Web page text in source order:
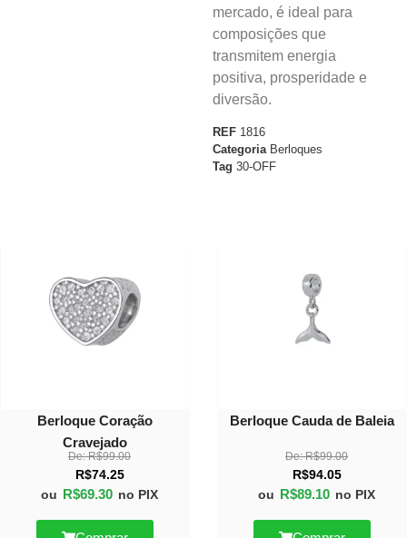
mercado, é ideal para
composições que
transmitem energia
positiva, prosperidade e
diversão.
REF 1816
Categoria Berloques
Tag 30-OFF
Berloque Coração
Cravejado
De:R$99.00
R$74.25
ou R$69.30 no PIX
Berloque Cauda de Baleia
De:R$99.00
R$94.05
ou R$89.10 no PIX